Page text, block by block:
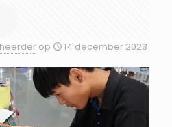
op 14 december 2023